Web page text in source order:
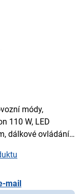
módy,
110 W, LED
dálkové ovládání
mail